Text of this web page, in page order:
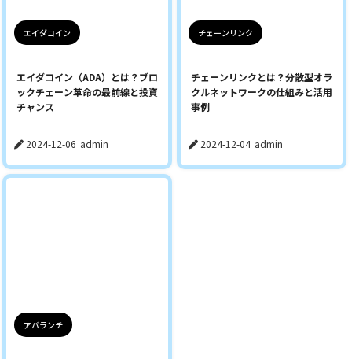
エイダコイン
エイダコイン（ADA）とは？ブロ
ックチェーン革命の最前線と投資
チャンス
2024-12-06 admin
チェーンリンク
チェーンリンクとは？分散型オラ
クルネットワークの仕組みと活用
事例
2024-12-04 admin
アバランチ